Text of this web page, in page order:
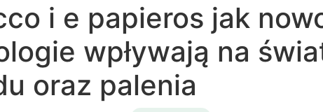
i e papieros jak
wpływają na
oraz palenia